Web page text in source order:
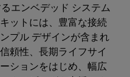
エンベデッド システム
ットには、豊富な接続
プル デザインが含まれ
頼性、長期ライフサイ
ションをはじめ、幅広